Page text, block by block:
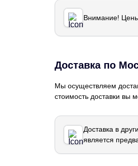
Внимание!
Доставка по
Мы осуществляем
стоимость доставки вы
Доставка в
является